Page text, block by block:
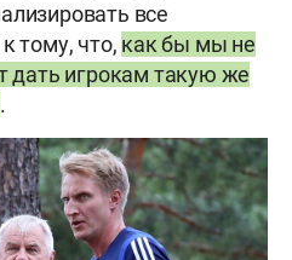
все
тому, что, как бы мы не
дать игрокам такую же
.